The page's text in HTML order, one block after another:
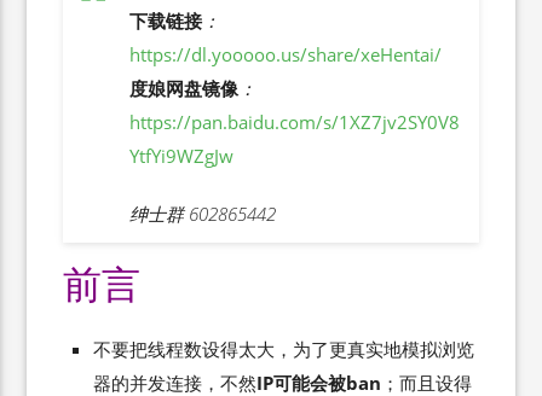
下载链接：
https://dl.yooooo.us/share/xeHentai/
度娘网盘镜像：
https://pan.baidu.com/s/1XZ7jv2SY0V8
YtfYi9WZgJw
绅士群 602865442
前言
不要把线程数设得太大，为了更真实地模拟浏览
器的并发连接，不然IP可能会被ban ；而且设得